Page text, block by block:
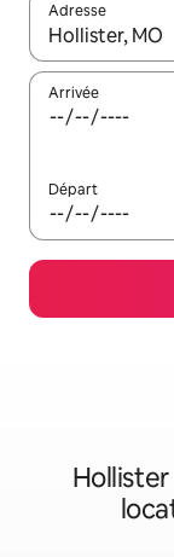
Adresse
Lorsque les
Arrivée
Départ